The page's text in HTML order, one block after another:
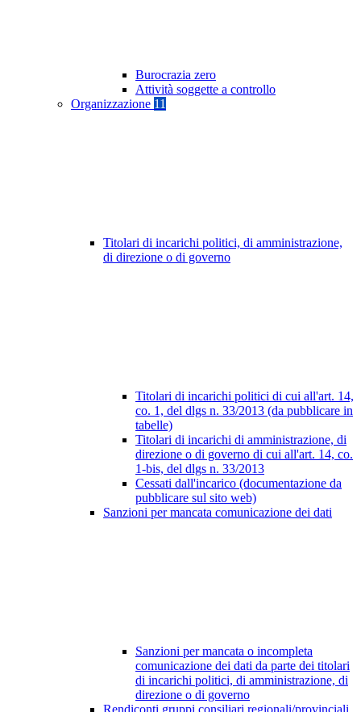
Burocrazia zero
Attività soggette a controllo
Organizzazione 11
Titolari di incarichi politici, di amministrazione,
di direzione o di governo
Titolari di incarichi politici di cui all'art. 14,
co. 1, del dlgs n. 33/2013 (da pubblicare in
tabelle)
Titolari di incarichi di amministrazione, di
direzione o di governo di cui all'art. 14, co.
1-bis, del dlgs n. 33/2013
Cessati dall'incarico (documentazione da
pubblicare sul sito web)
Sanzioni per mancata comunicazione dei dati
Sanzioni per mancata o incompleta
comunicazione dei dati da parte dei titolari
di incarichi politici, di amministrazione, di
direzione o di governo